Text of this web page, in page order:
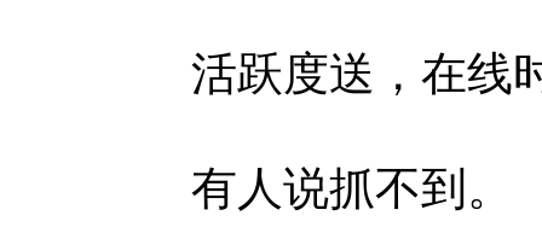
活跃度送，在线时
有人说抓不到。